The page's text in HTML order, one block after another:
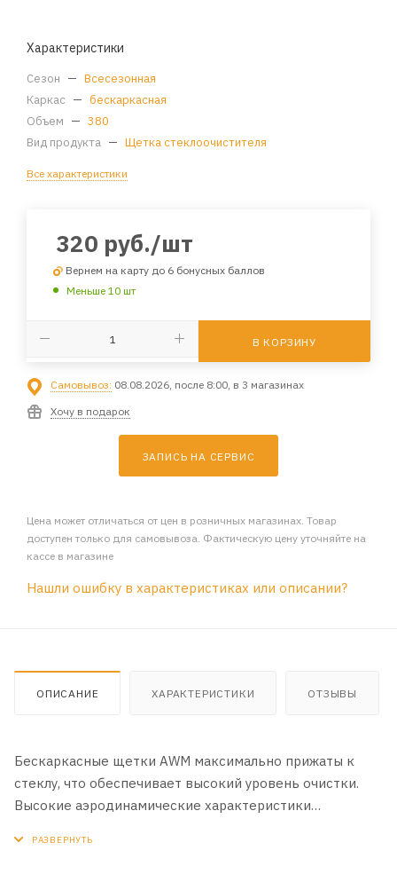
Характеристики
Сезон — Всесезонная
Каркас — бескаркасная
Объем — 380
Вид продукта — Щетка стеклоочистителя
Все характеристики
320 руб./шт
Вернем на карту до 6 бонусных баллов
Меньше 10 шт
В КОРЗИНУ
Самовывоз: 08.08.2026, после 8:00, в 3 магазинах
Хочу в подарок
ЗАПИСЬ НА СЕРВИС
Цена может отличаться от цен в розничных магазинах. Товар
доступен только для самовывоза. Фактическую цену уточняйте на
кассе в магазине
Нашли ошибку в характеристиках или описании?
ОПИСАНИЕ ХАРАКТЕРИСТИКИ ОТЗЫВЫ
Бескаркасные щетки AWM максимально прижаты к
стеклу, что обеспечивает высокий уровень очистки.
Высокие аэродинамические характеристики